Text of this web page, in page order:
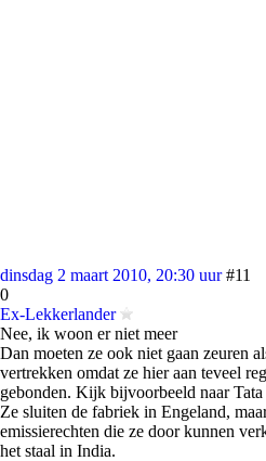
dinsdag 2 maart 2010, 20:30 uur #11
0
Ex-Lekkerlander
Nee, ik woon er niet meer
Dan moeten ze ook niet gaan zeuren
vertrekken omdat ze hier aan teveel
gebonden. Kijk bijvoorbeeld naar
Ze sluiten de fabriek in Engeland,
emissierechten die ze door kunnen
het staal in India.